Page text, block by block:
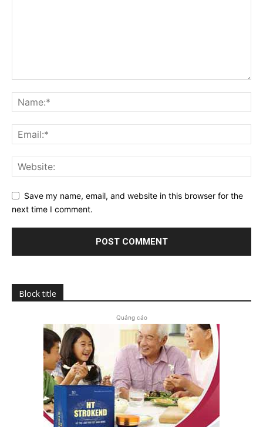
Save my name, email, and website in this browser for the
next time I comment.
Block title
Quảng cáo